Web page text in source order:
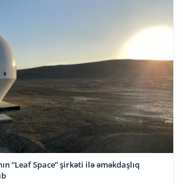
“Leaf Space” şirkəti ilə əməkdaşlıq